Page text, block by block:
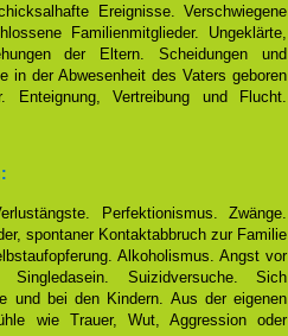
Ereignisse. Verschwiegene
Familienmitglieder. Ungeklärte,
der Eltern. Scheidungen und
in der Abwesenheit des Vaters geboren
Enteignung, Vertreibung und Flucht.
Perfektionismus. Zwänge.
spontaner Kontaktabbruch zur Familie
Alkoholismus. Angst vor
Suizidversuche. Sich
und bei den Kindern. Aus der eigenen
wie Trauer, Wut, Aggression oder